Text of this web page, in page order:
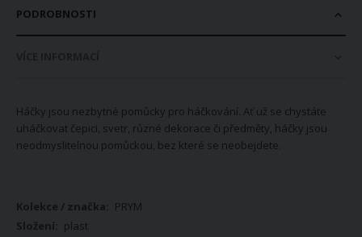
PODROBNOSTI
Háčky jsou nezbytné pomůcky pro háčkování. Ať už se chystáte
uháčkovat čepici, svetr, různé dekorace či předměty, háčky jsou
neodmyslitelnou pomůckou, bez které se neobejdete.
Více
informací
PRYM
plast